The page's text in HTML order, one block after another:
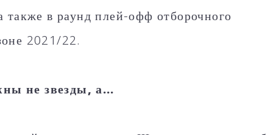
в раунд плей-офф отборочного
2021/22.
не звезды, а…